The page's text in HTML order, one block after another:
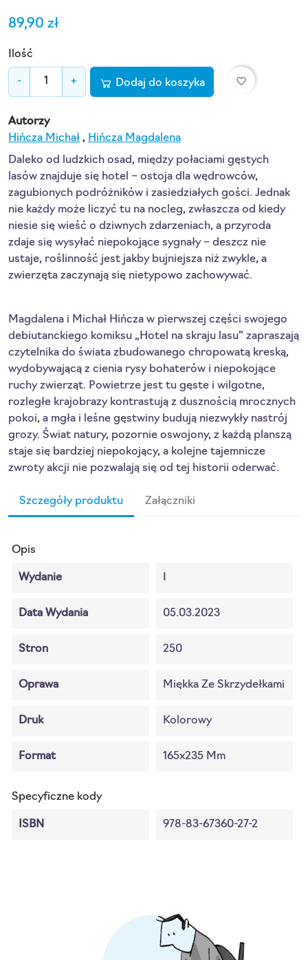
89,90 zł
Ilość
- + Dodaj do koszyka favorite_border
Autorzy
Hińcza Michał , Hińcza Magdalena
Daleko od ludzkich osad, między połaciami gęstych
lasów znajduje się hotel – ostoja dla wędrowców,
zagubionych podróżników i zasiedziałych gości. Jednak
nie każdy może liczyć tu na nocleg, zwłaszcza od kiedy
niesie się wieść o dziwnych zdarzeniach, a przyroda
zdaje się wysyłać niepokojące sygnały – deszcz nie
ustaje, roślinność jest jakby bujniejsza niż zwykle, a
zwierzęta zaczynają się nietypowo zachowywać.
Magdalena i Michał Hińcza w pierwszej części swojego
debiutanckiego komiksu „Hotel na skraju lasu” zapraszają
czytelnika do świata zbudowanego chropowatą kreską,
wydobywającą z cienia rysy bohaterów i niepokojące
ruchy zwierząt. Powietrze jest tu gęste i wilgotne,
rozległe krajobrazy kontrastują z dusznością mrocznych
pokoi, a mgła i leśne gęstwiny budują niezwykły nastrój
grozy. Świat natury, pozornie oswojony, z każdą planszą
staje się bardziej niepokojący, a kolejne tajemnicze
zwroty akcji nie pozwalają się od tej historii oderwać.
Szczegóły produktu Załączniki
Opis
Wydanie
Data Wydania 05.03.2023
Stron 250
Oprawa Miękka Ze Skrzydełkami
Druk Kolorowy
Format 165x235 Mm
Specyficzne kody
ISBN 978-83-67360-27-2